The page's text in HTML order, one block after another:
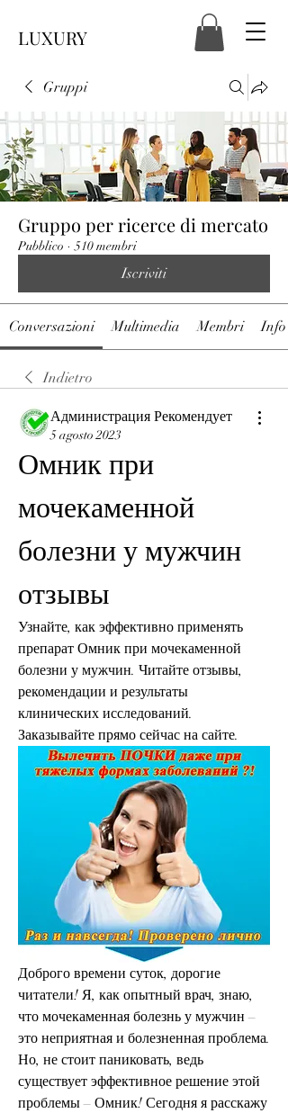
LUXURY
Gruppi
Gruppo per ricerce di mercato
Pubblico · 510 membri
Iscriviti
Conversazioni Multimedia Membri Info
Indietro
Администрация Рекомендует
5 agosto 2023
Омник при
мочекаменной
болезни у мужчин
отзывы
Узнайте, как эффективно применять
препарат Омник при мочекаменной
болезни у мужчин. Читайте отзывы,
рекомендации и результаты
клинических исследований.
Заказывайте прямо сейчас на сайте.
Доброго времени суток, дорогие
читатели! Я, как опытный врач, знаю,
что мочекаменная болезнь у мужчин –
это неприятная и болезненная проблема.
Но, не стоит паниковать, ведь
существует эффективное решение этой
проблемы – Омник! Сегодня я расскажу